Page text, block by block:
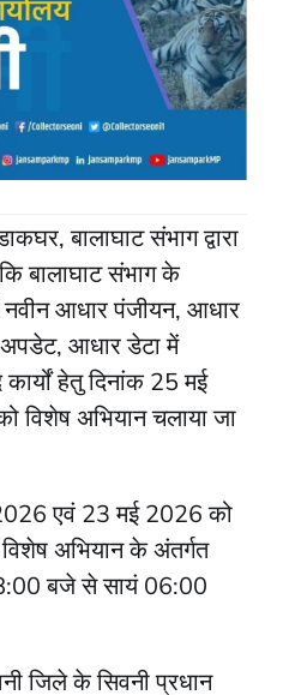
बालाघाट संभाग द्वारा
बालाघाट संभाग के
आधार पंजीयन, आधार
अपडेट, आधार डेटा में
हेतु दिनांक 25 मई
अभियान चलाया जा
एवं 23 मई 2026 को
अभियान के अंतर्गत
बजे से सायं 06:00
जिले के सिवनी प्रधान